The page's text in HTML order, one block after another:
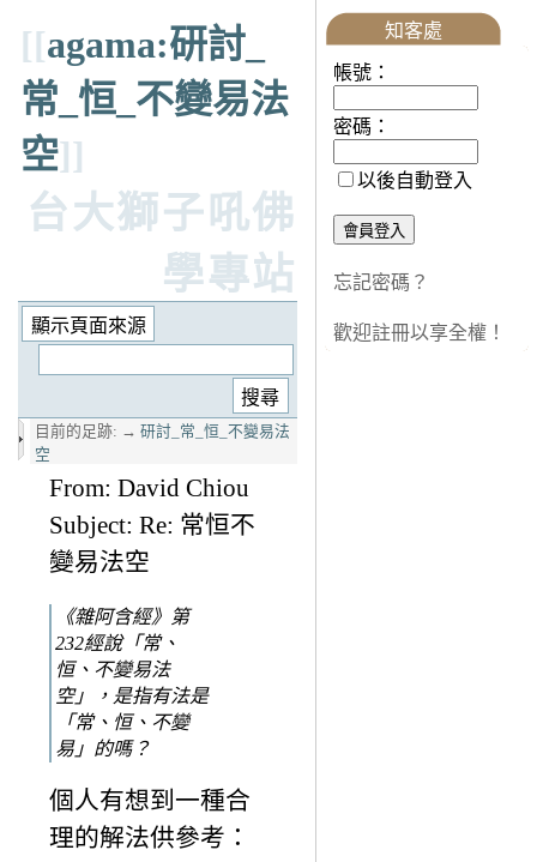
[[agama:研討_
常_恒_不變易法
空]]
台大獅子吼佛
學專站
目前的足跡: → 研討_常_恒_不變易法
空
From: David Chiou
Subject: Re: 常恒不
變易法空
《雜阿含經》第
232經說「常、
恒、不變易法
空」，是指有法是
「常、恒、不變
易」的嗎？
個人有想到一種合
理的解法供參考：
知客處
帳號：
密碼：
以後自動登入
忘記密碼？
歡迎註冊以享全權！